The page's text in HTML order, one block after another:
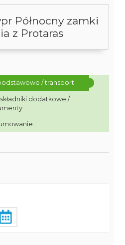
Północny zamki
z Protaras
/ transport
dodatkowe /